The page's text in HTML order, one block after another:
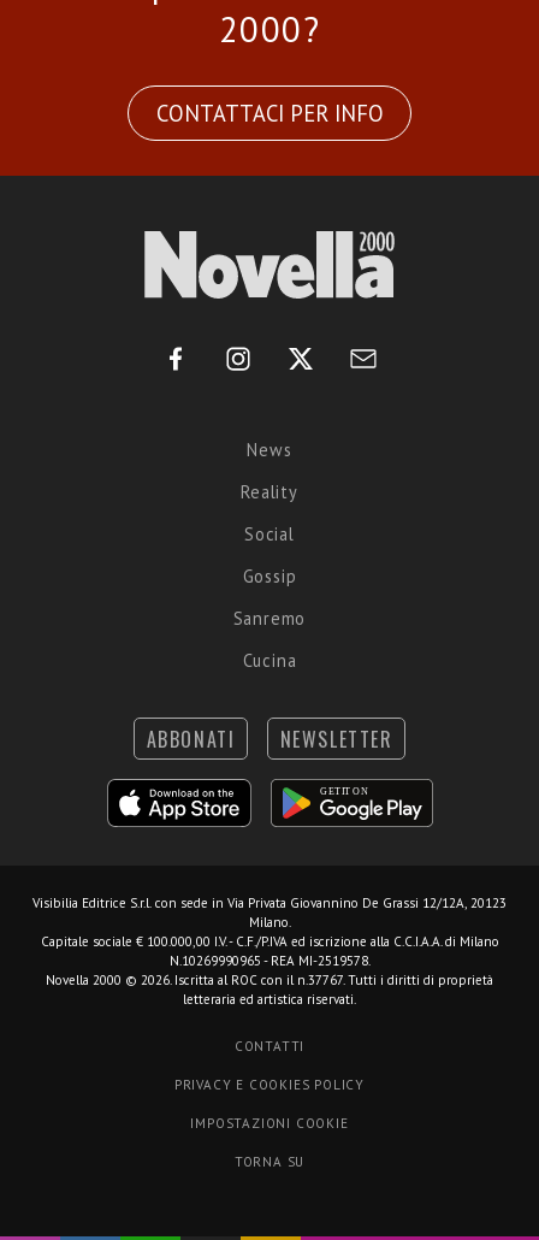
2000?
CONTATTACI PER INFO
News
Reality
Social
Gossip
Sanremo
Cucina
ABBONATI NEWSLETTER
Visibilia Editrice S.r.l. con sede in Via Privata Giovannino De Grassi 12/12A, 20123
Milano.
Capitale sociale € 100.000,00 I.V. - C.F./P.IVA ed iscrizione alla C.C.I.A.A. di Milano
N.10269990965 - REA MI-2519578.
Novella 2000 © 2026. Iscritta al ROC con il n.37767. Tutti i diritti di proprietà
letteraria ed artistica riservati.
CONTATTI
PRIVACY E COOKIES POLICY
IMPOSTAZIONI COOKIE
TORNA SU